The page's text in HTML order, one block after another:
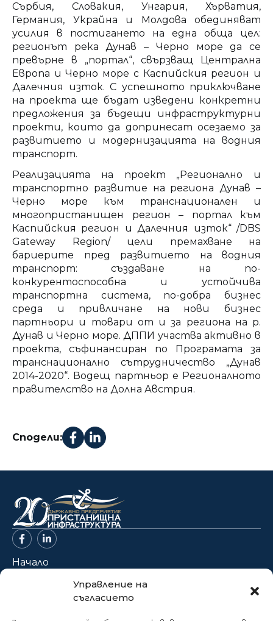
Управление на
съгласието
Сърбия, Словакия, Унгария, Хърватия,
Германия, Украйна и Молдова обединяват
усилия в постигането на една обща цел:
регионът река Дунав – Черно море да се
превърне в „портал“, свързващ Централна
Европа и Черно море с Каспийския регион и
Далечния изток. С успешното приключване
на проекта ще бъдат изведени конкретни
предложения за бъдещи инфраструктурни
проекти, които да допринесат осезаемо за
развитието и модернизацията на водния
транспорт.
Реализацията на проект „Регионално и
транспортно развитие на региона Дунав –
Черно море към транснационален и
многопристанищен регион – портал към
Каспийския регион и Далечния изток“ /DBS
Gateway Region/ цели премахване на
бариерите пред развитието на водния
транспорт: създаване на по-
конкурентоспособна и устойчива
транспортна система, по-добра бизнес
среда и привличане на нови бизнес
партньори и товари от и за региона на р.
Дунав и Черно море. ДППИ участва активно в
проектa, съфинансиран по Програмата за
транснационално сътрудничество „Дунав
2014-2020“. Водещ партньор е Регионалното
правителство на Долна Австрия.
Сподели:
Начало
Новини